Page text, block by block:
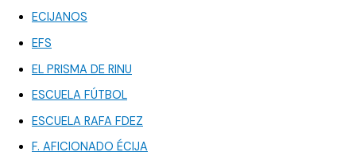
ECIJANOS
EFS
EL PRISMA DE RINU
ESCUELA FÚTBOL
ESCUELA RAFA FDEZ
F. AFICIONADO ÉCIJA